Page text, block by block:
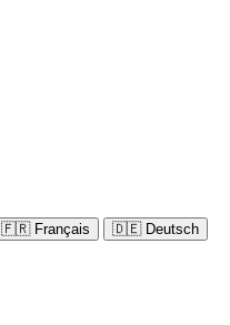
🇫🇷 Français 🇩🇪 Deutsch